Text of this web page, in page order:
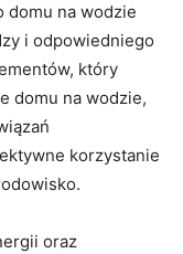
domu na wodzie
i odpowiedniego
który
domu⁣ na wodzie,
korzystanie
oraz